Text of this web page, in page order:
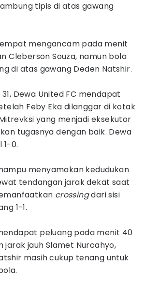
tipis di atas gawang
mengancam pada menit
Cleberson Souza, namun bola
di atas gawang Deden Natshir.
Dewa United FC mendapat
Feby Eka dilanggar di kotak
yang menjadi eksekutor
tugasnya dengan baik. Dewa
1-0.
menyamakan kedudukan
tendangan jarak dekat saat
crossingdari sisi
1-1.
peluang pada menit 40
jarak jauh Slamet Nurcahyo,
masih cukup tenang untuk